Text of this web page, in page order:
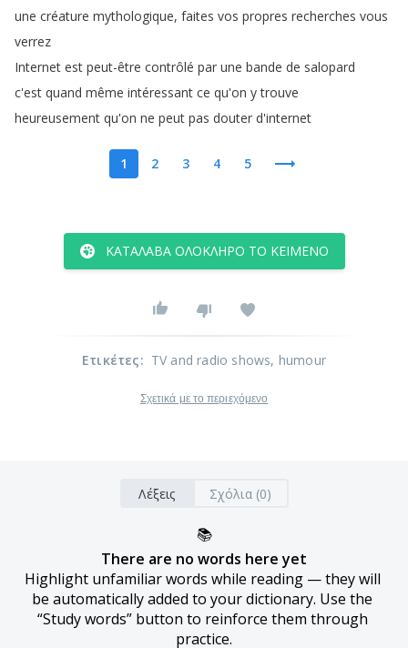
une créature mythologique, faites vos propres recherches vous
verrez
Internet est peut-être contrôlé par une bande de salopard
c'est quand même intéressant ce qu'on y trouve
heureusement qu'on ne peut pas douter d'internet
1 2 3 4 5
ΚΑΤΆΛΑΒΑ ΟΛΌΚΛΗΡΟ ΤΟ ΚΕΊΜΕΝΟ
Ετικέτες: TV and radio shows, humour
Σχετικά με το περιεχόμενο
Λέξεις Σχόλια (0)
📚
There are no words here yet
Highlight unfamiliar words while reading — they will
be automatically added to your dictionary. Use the
“Study words” button to reinforce them through
practice.